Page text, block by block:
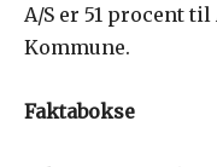
A/S er 51 procent
Kommune.
Faktabokse